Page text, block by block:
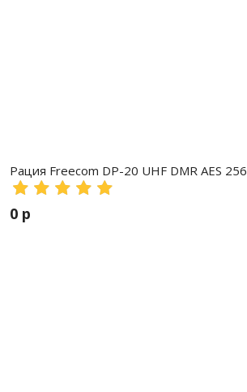
Рация Freecom DP-20 UHF DMR AES 256
0 р